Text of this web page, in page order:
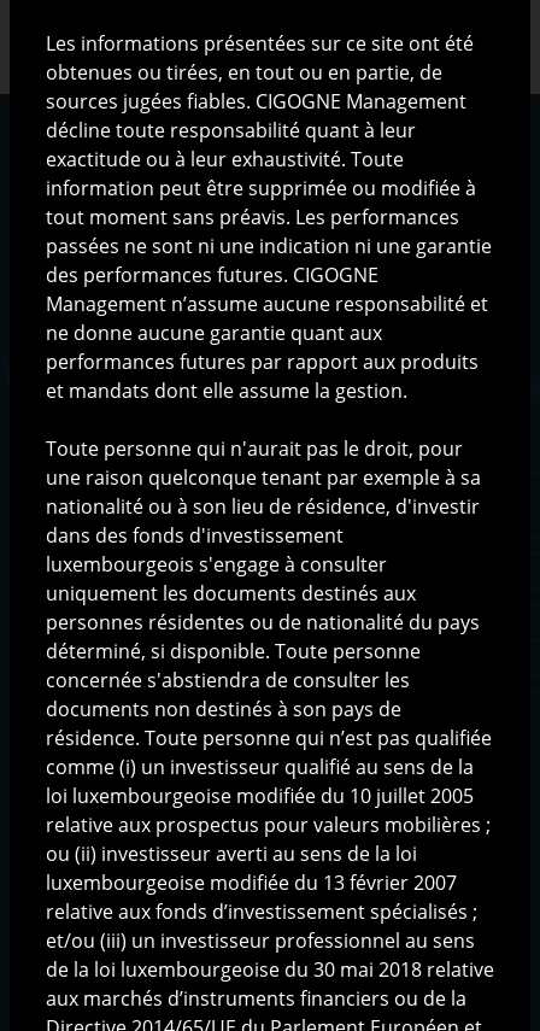
Qui sommes-nous ?
La société
L'équipe
L'organisation
Méthodologie de gestion
Le processus d'investissement
Solutions d'investissement
Fonds AIF
Fonds UCITS
Produits structurés
Base documentaire
Communications
Documentation produits
Mentions légales |
Protection des données
personnelles
| Gestion des cookies |
Copyright ©
2025 CIGOGNE MANAGEMENT S.A., Luxembourg
Les informations présentées sur ce site ont été
obtenues ou tirées, en tout ou en partie, de
sources jugées fiables. CIGOGNE Management
décline toute responsabilité quant à leur
exactitude ou à leur exhaustivité. Toute
information peut être supprimée ou modifiée à
tout moment sans préavis. Les performances
passées ne sont ni une indication ni une garantie
des performances futures. CIGOGNE
Management n’assume aucune responsabilité et
ne donne aucune garantie quant aux
performances futures par rapport aux produits
et mandats dont elle assume la gestion.
Toute personne qui n'aurait pas le droit, pour
une raison quelconque tenant par exemple à sa
nationalité ou à son lieu de résidence, d'investir
dans des fonds d'investissement
luxembourgeois s'engage à consulter
uniquement les documents destinés aux
personnes résidentes ou de nationalité du pays
déterminé, si disponible. Toute personne
concernée s'abstiendra de consulter les
documents non destinés à son pays de
résidence. Toute personne qui n’est pas qualifiée
comme (i) un investisseur qualifié au sens de la
loi luxembourgeoise modifiée du 10 juillet 2005
relative aux prospectus pour valeurs mobilières ;
ou (ii) investisseur averti au sens de la loi
luxembourgeoise modifiée du 13 février 2007
relative aux fonds d’investissement spécialisés ;
et/ou (iii) un investisseur professionnel au sens
de la loi luxembourgeoise du 30 mai 2018 relative
aux marchés d’instruments financiers ou de la